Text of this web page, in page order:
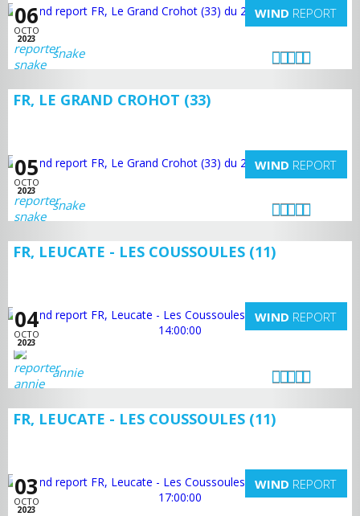
06
OCTO
2023
WIND REPORT
snake
FR, LE GRAND CROHOT (33)
05
OCTO
2023
WIND REPORT
snake
FR, LEUCATE - LES COUSSOULES (11)
04
OCTO
2023
WIND REPORT
annie
FR, LEUCATE - LES COUSSOULES (11)
03
OCTO
2023
WIND REPORT